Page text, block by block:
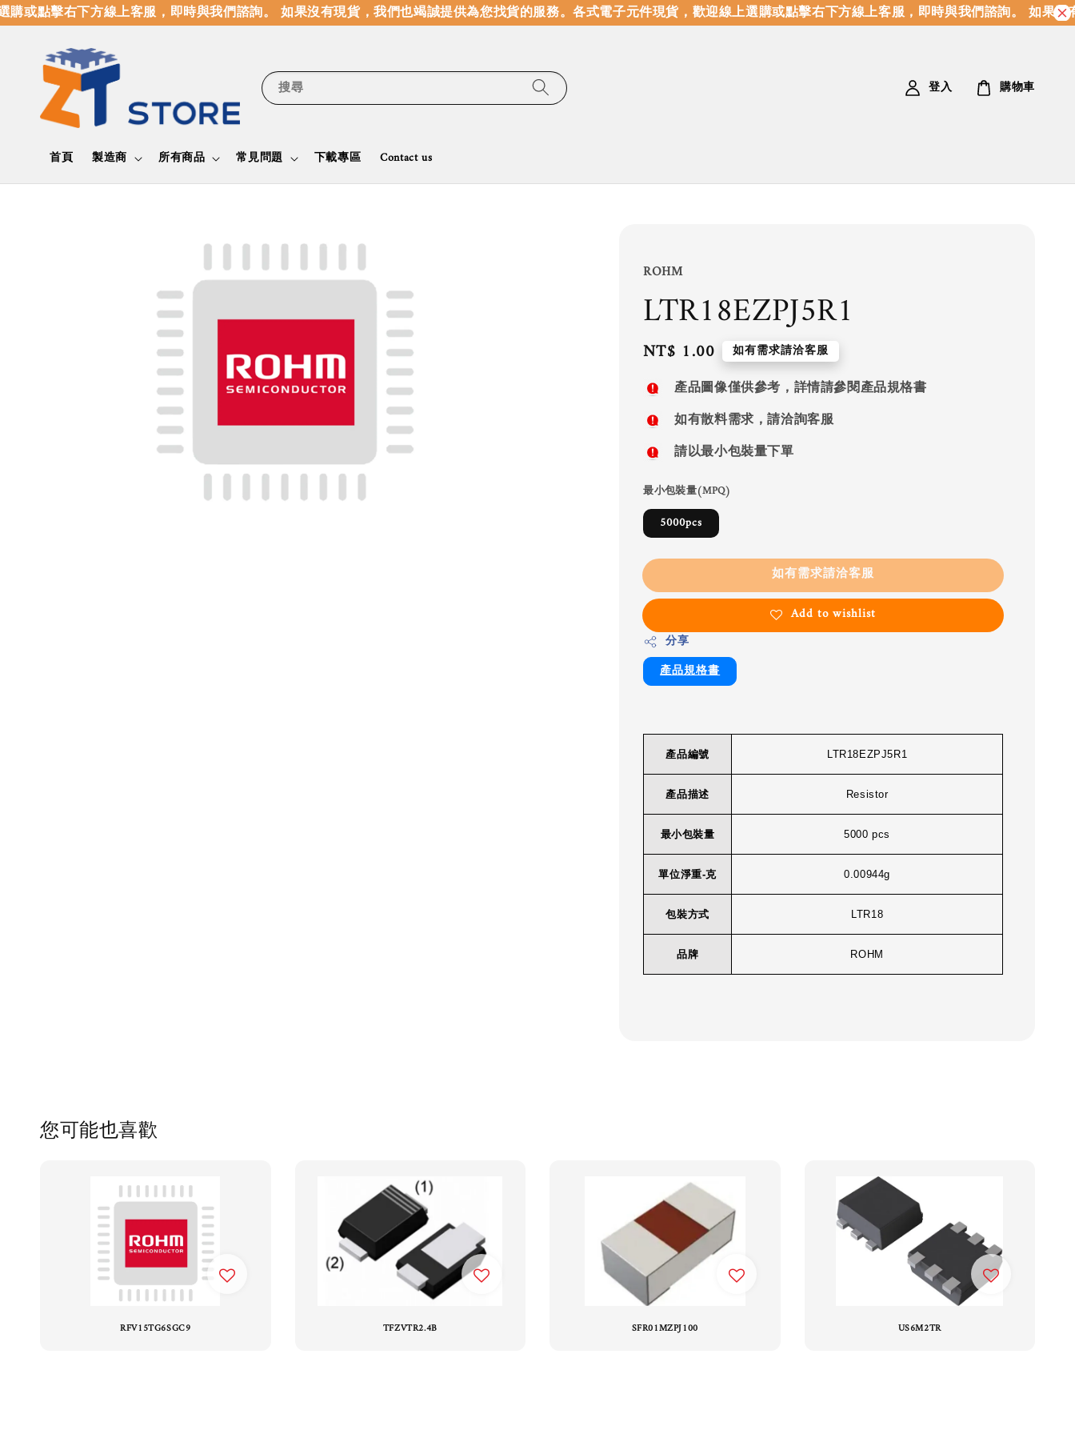
或點擊右下方線上客服，即時與我們諮詢。 如果沒有現貨，我們也竭誠提供為您找貨的服務。各式電子元件現貨，歡迎線上選購或點擊右下方線上客服，即時與我們諮詢。 如果沒
搜尋
首頁 製造商 所有商品 常見問題 下載專區 Contact us
登入 購物車
ROHM
LTR18EZPJ5R1
Regular
price
NT$ 1.00 如有需求請洽客服
產品圖像僅供參考，詳情請參閱產品規格書
如有散料需求，請洽詢客服
請以最小包裝量下單
最小包裝量(MPQ)
5000pcs
如有需求請洽客服
Add to wishlist
分享
產品規格書
產品編號 LTR18EZPJ5R1
產品描述 Resistor
最小包裝量 5000 pcs
單位淨重-克 0.00944g
包裝方式 LTR18
品牌 ROHM
您可能也喜歡
RFV15TG6SGC9 TFZVTR2.4B SFR01MZPJ100 US6M2TR